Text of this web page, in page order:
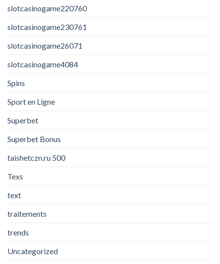
slotcasinogame220760
slotcasinogame230761
slotcasinogame26071
slotcasinogame4084
Spins
Sport en Ligne
Superbet
Superbet Bonus
taishetczn.ru 500
Texs
text
traitements
trends
Uncategorized